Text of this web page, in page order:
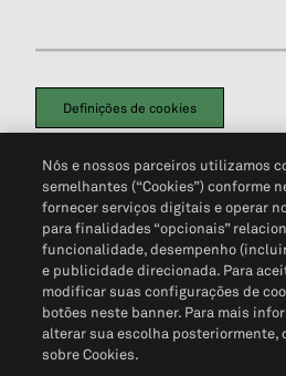
Definições de cookies
Política de PrivacidadePortal de
Não Venda Minhas Informações Pessoais
Nós e nossos parceiros utilizamos
semelhantes (“Cookies”) conforme
fornecer serviços digitais e operar
para finalidades “opcionais”
funcionalidade, desempenho
e publicidade direcionada. Para
modificar suas configurações de
botões neste banner. Para mais
alterar sua escolha posteriormente,
sobre Cookies.